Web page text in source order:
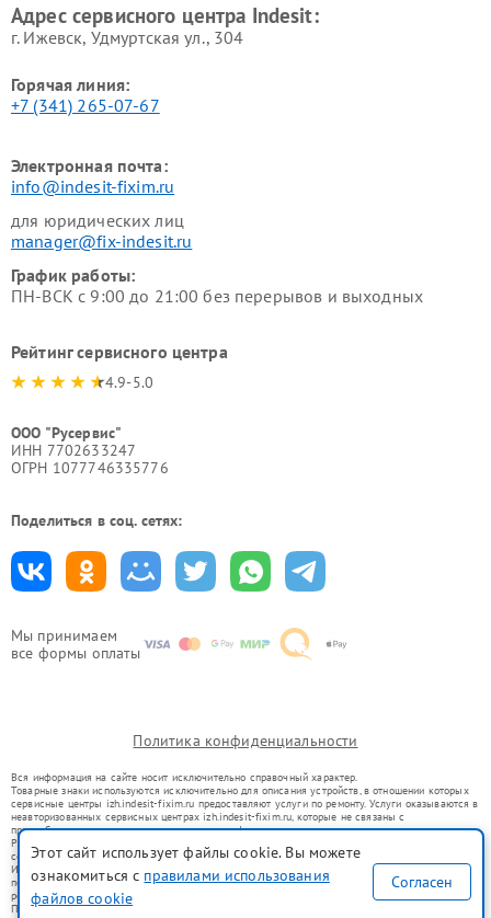
Мы принимаем
все формы оплаты
Адрес сервисного центра Indesit:
г. Ижевск, Удмуртская ул., 304
Горячая линия:
+7 (341) 265-07-67
Электронная почта:
info@indesit-fixim.ru
для юридических лиц
manager@fix-indesit.ru
График работы:
ПН-ВСК с 9:00 до 21:00 без перерывов и выходных
Рейтинг сервисного центра
4.9-5.0
ООО "Русервис"
ИНН 7702633247
ОГРН 1077746335776
Поделиться в соц. сетях:
Политика конфиденциальности
Вся информация на сайте носит исключительно справочный характер.
Товарные знаки используются исключительно для описания устройств, в отношении которых
сервисные центры izh.indesit-fixim.ru предоставляют услуги по ремонту. Услуги оказываются в
неавторизованных сервисных центрах izh.indesit-fixim.ru, которые не связаны с
правообладателями товарных знаков или их официальными представителями.
Ремонт осуществляется для устройств, уже введенных в гражданский оборот в соответствии
со статьей 1487 ГК РФ.
Использование товарных знаков не преследует цели индивидуализации услуг или введения
потребителей в заблуждение, а служит для информирования о предоставляемых услугах по
ремонту техники указанных брендов.
Представленная на сайте информация не является публичной офертой, определяемой
Этот сайт использует файлы cookie. Вы можете
ознакомиться с правилами использования
файлов cookie
Согласен